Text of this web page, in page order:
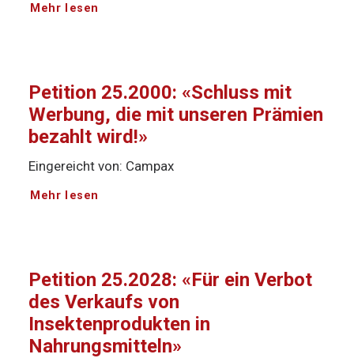
Mehr lesen
Petition 25.2000: «Schluss mit
Werbung, die mit unseren Prämien
bezahlt wird!»
Eingereicht von: Campax
Mehr lesen
Petition 25.2028: «Für ein Verbot
des Verkaufs von
Insektenprodukten in
Nahrungsmitteln»